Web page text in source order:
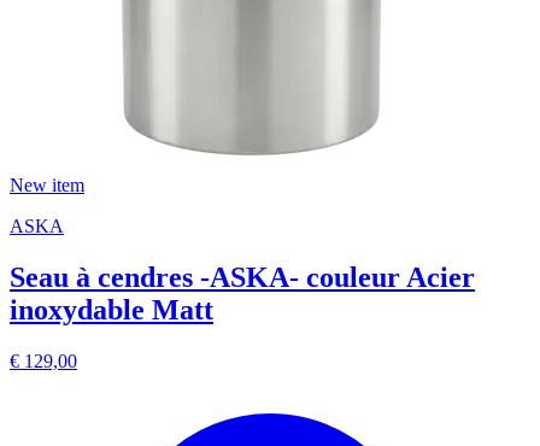
New item
ASKA
Seau à cendres -ASKA- couleur Acier
inoxydable Matt
€ 129,00